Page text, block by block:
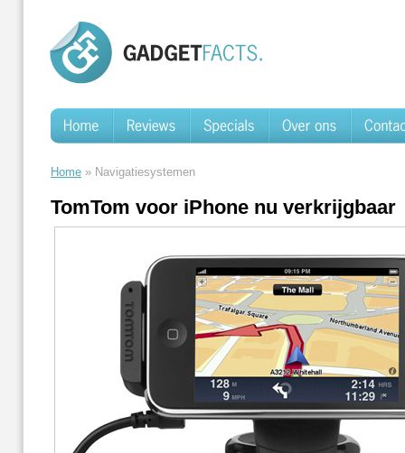
Home » Navigatiesystemen
TomTom voor iPhone nu verkrijgbaar